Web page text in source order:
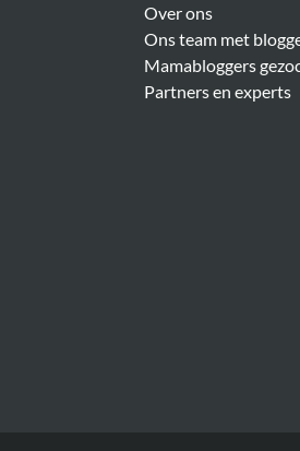
Over ons
Ons team met
Mamabloggers
Partners en experts